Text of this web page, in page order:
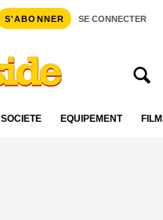
S'ABONNER SE CONNECTER
SOCIÉTÉ ÉQUIPEMENT